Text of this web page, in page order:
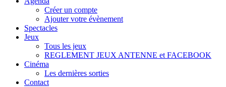
Créer un compte
Ajouter votre évènement
Spectacles
Jeux
Tous les jeux
REGLEMENT JEUX ANTENNE et FACEBOOK
Cinéma
Les dernières sorties
Contact